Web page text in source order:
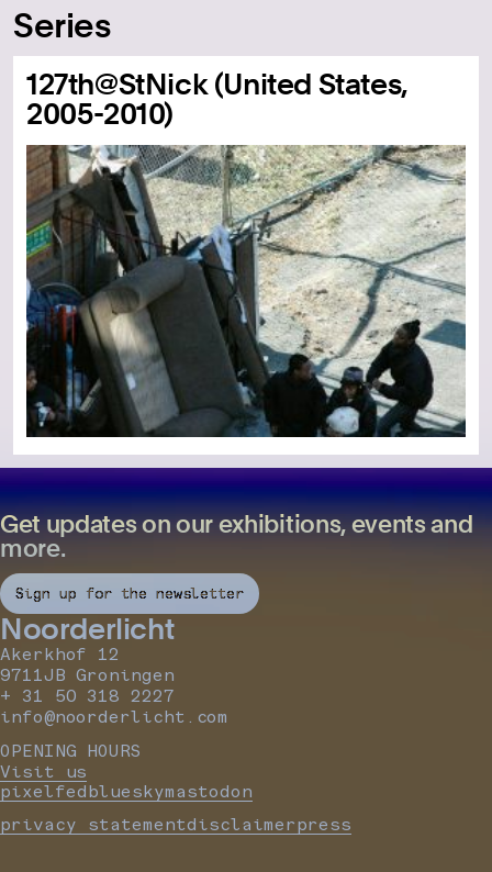
Series
127th@StNick (United States,
2005-2010)
Get updates on our exhibitions, events and
more.
Sign up for the newsletter
Noorderlicht
Akerkhof 12
9711JB Groningen
+ 31 50 318 2227
info@noorderlicht.com
OPENING HOURS
Visit us
pixelfedblueskymastodon
privacy statementdisclaimerpress